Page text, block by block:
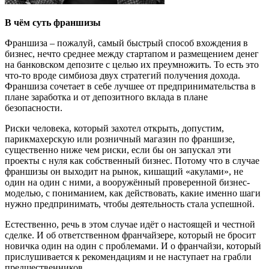
В чём суть франшизы
Франшиза – пожалуй, самый быстрый способ вхождения в
бизнес, нечто среднее между стартапом и размещением денег
на банковском депозите с целью их преумножить. То есть это
что-то вроде симбиоза двух стратегий получения дохода.
Франшиза сочетает в себе лучшее от предпринимательства в
плане заработка и от депозитного вклада в плане
безопасности.
Риски человека, который захотел открыть, допустим,
парикмахерскую или розничный магазин по франшизе,
существенно ниже чем риски, если бы он запускал эти
проекты с нуля как собственный бизнес. Потому что в случае
франшизы он выходит на рынок, кишащий «акулами», не
один на один с ними, а вооружённый проверенной бизнес-
моделью, с пониманием, как действовать, какие именно шаги
нужно предпринимать, чтобы деятельность стала успешной.
Естественно, речь в этом случае идёт о настоящей и честной
сделке. И об ответственном франчайзере, который не бросит
новичка один на один с проблемами. И о франчайзи, который
прислушивается к рекомендациям и не наступает на грабли